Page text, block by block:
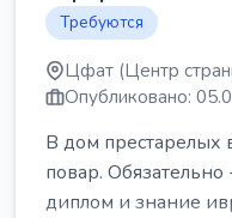
Требуются
Цфат (Центр
Опубликовано:
В дом престарелых
повар.
диплом и знание